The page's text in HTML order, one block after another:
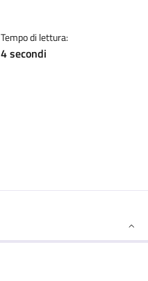
Tempo di lettura:
4 secondi